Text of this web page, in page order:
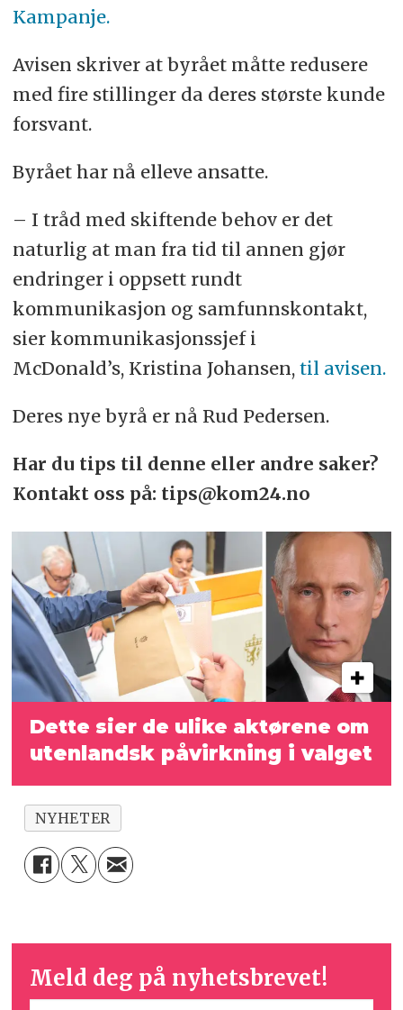
Kampanje.
Avisen skriver at byrået måtte redusere
med fire stillinger da deres største kunde
forsvant.
Byrået har nå elleve ansatte.
– I tråd med skiftende behov er det
naturlig at man fra tid til annen gjør
endringer i oppsett rundt
kommunikasjon og samfunnskontakt,
sier kommunikasjonssjef i
McDonald’s, Kristina Johansen, til avisen.
Deres nye byrå er nå Rud Pedersen.
Har du tips til denne eller andre saker?
Kontakt oss på: tips@kom24.no
Dette sier de ulike aktørene om
utenlandsk påvirkning i valget
NYHETER
Meld deg på nyhetsbrevet!